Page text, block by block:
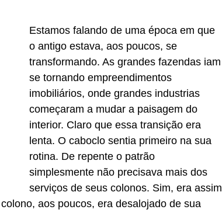
Estamos falando de uma época em que
o antigo estava, aos poucos, se
transformando. As grandes fazendas iam
se tornando empreendimentos
imobiliários, onde grandes industrias
começaram a mudar a paisagem do
interior. Claro que essa transição era
lenta. O caboclo sentia primeiro na sua
rotina. De repente o patrão
simplesmente não precisava mais dos
serviços de seus colonos. Sim, era assim
aos poucos, era desalojado de sua